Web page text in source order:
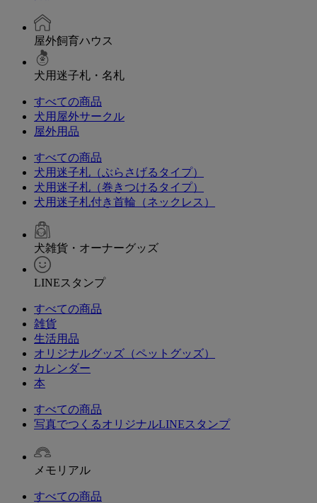
屋外飼育ハウス
犬用迷子札・名札
すべての商品
犬用屋外サークル
屋外用品
すべての商品
犬用迷子札（ぶらさげるタイプ）
犬用迷子札（巻きつけるタイプ）
犬用迷子札付き首輪（ネックレス）
犬雑貨・オーナーグッズ
LINEスタンプ
すべての商品
雑貨
生活用品
オリジナルグッズ（ペットグッズ）
カレンダー
本
すべての商品
写真でつくるオリジナルLINEスタンプ
メモリアル
すべての商品